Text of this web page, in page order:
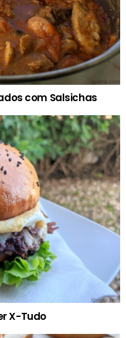
com Salsichas
X-Tudo